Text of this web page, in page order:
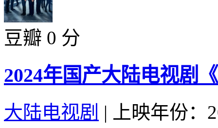
豆瓣 0 分
2024年国产大陆电视剧
大陆电视剧 |
上映年份：